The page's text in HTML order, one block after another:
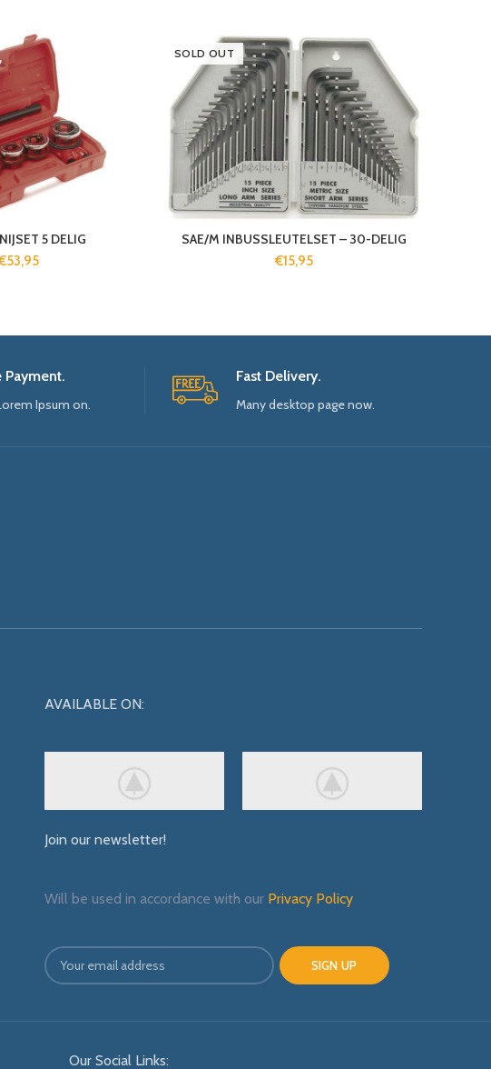
5 DELIG
53,95
SOLD OUT
SAE/M INBUSSLEUTELSET – 30-DELIG
€15,95
Payment.
Ipsum on.
Fast Delivery.
Many desktop page now.
AVAILABLE ON:
Join our newsletter!
Will be used in accordance with our Privacy Policy
Our Social Links: